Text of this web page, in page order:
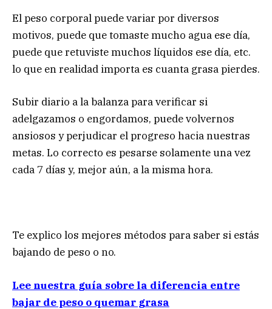
El peso corporal puede variar por diversos
motivos, puede que tomaste mucho agua ese día,
puede que retuviste muchos líquidos ese día, etc.
lo que en realidad importa es cuanta grasa pierdes.
Subir diario a la balanza para verificar si
adelgazamos o engordamos, puede volvernos
ansiosos y perjudicar el progreso hacia nuestras
metas. Lo correcto es pesarse solamente una vez
cada 7 días y, mejor aún, a la misma hora.
Te explico los mejores métodos para saber si estás
bajando de peso o no.
Lee nuestra guía sobre la diferencia entre
bajar de peso o quemar grasa